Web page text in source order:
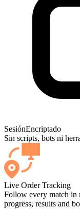
SesiónEncriptado
Sin scripts, bots ni
Live Order Tracking
Follow every match
progress, results and